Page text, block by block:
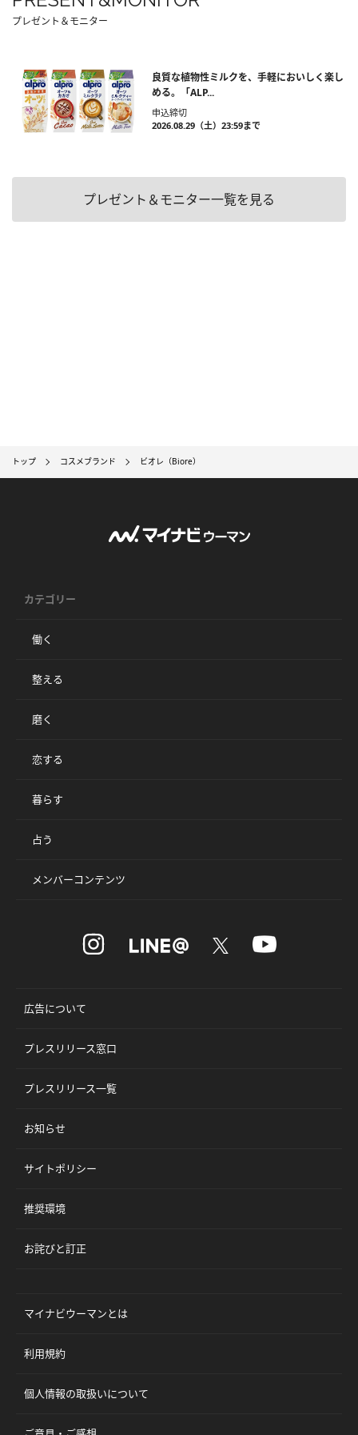
プレゼント＆モニター
良質な植物性ミルクを、手軽においしく楽し
める。「ALP...
申込締切
2026.08.29（土）23:59まで
プレゼント＆モニター一覧を見る
トップ コスメブランド ビオレ（Biore）
カテゴリー
働く
整える
磨く
恋する
暮らす
占う
メンバーコンテンツ
広告について
プレスリリース窓口
プレスリリース一覧
お知らせ
サイトポリシー
推奨環境
お詫びと訂正
マイナビウーマンとは
利用規約
個人情報の取扱いについて